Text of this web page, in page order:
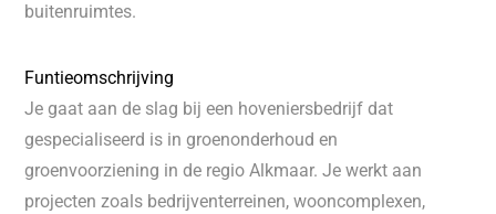
buitenruimtes.
Funtieomschrijving
Je gaat aan de slag bij een hoveniersbedrijf dat
gespecialiseerd is in groenonderhoud en
groenvoorziening in de regio Alkmaar. Je werkt aan
projecten zoals bedrijventerreinen, wooncomplexen,